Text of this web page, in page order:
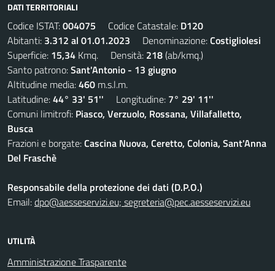
DATI TERRITORIALI
Codice ISTAT:004075 Codice Catastale: D120
Abitanti: 3.312 al 01.01.2023 Denominazione:Costigliolesi
Superficie: 15,34 Kmq. Densità: 218(ab/kmq.)
Santo patrono:Sant'Antonio - 13 giugno
Altitudine media:460 m.s.l.m.
Latitudine:44° 33' 51'' Longitudine: 7° 29' 11''
Comuni limitrofi: Piasco, Verzuolo, Rossana, Villafalletto,
Busca
Frazioni e borgate:Cascina Nuova, Ceretto, Colonia, Sant'Anna
Del Fraschè
Responsabile della protezione dei dati (D.P.O.)
Email:dpo@aesseservizi.eu; segreteria@pec.aesseservizi.eu
UTILITÀ
Amministrazione Trasparente